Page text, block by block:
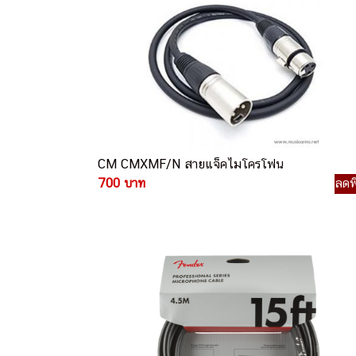
CM CMXMF/N สายแจ็คไมโครโฟน
700 บาท
ลด